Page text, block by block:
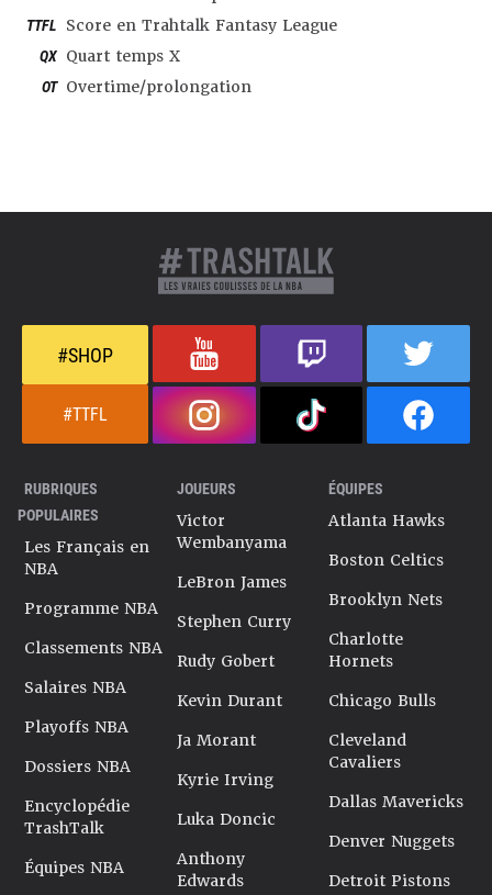
TTFL Score en Trahtalk Fantasy League
QX Quart temps X
OT Overtime/prolongation
#SHOP
#TTFL
RUBRIQUES
POPULAIRES
Les Français en
NBA
Programme NBA
Classements NBA
Salaires NBA
Playoffs NBA
Dossiers NBA
Encyclopédie
TrashTalk
Équipes NBA
JOUEURS
Victor
Wembanyama
LeBron James
Stephen Curry
Rudy Gobert
Kevin Durant
Ja Morant
Kyrie Irving
Luka Doncic
Anthony
Edwards
ÉQUIPES
Atlanta Hawks
Boston Celtics
Brooklyn Nets
Charlotte
Hornets
Chicago Bulls
Cleveland
Cavaliers
Dallas Mavericks
Denver Nuggets
Detroit Pistons